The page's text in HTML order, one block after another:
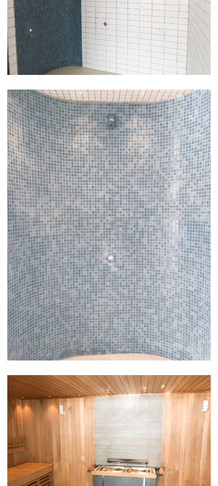
DAMPBAD MED BRUSER
BRUSEOMRÅDE I MOSAIK